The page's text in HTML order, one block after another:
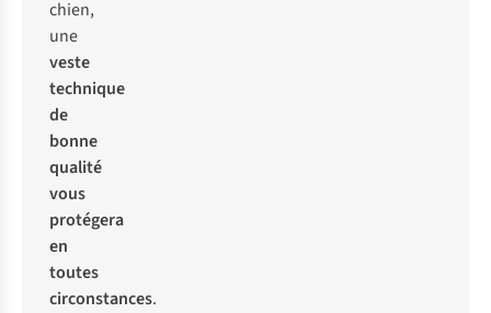
chien,
une
veste
technique
de
bonne
qualité
vous
protégera
en
toutes
circonstances.